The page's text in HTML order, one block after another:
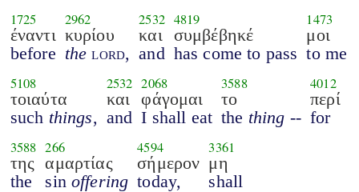
1725
έναντι
before
2962
κυρίου
the lord,
2532
και
and
4819
συμβέβηκέ
has come to pass
1473
μοι
to me
5108
τοιαύτα
such things,
2532
και
and
2068
φάγομαι
I shall eat
3588
το
the thing --
4012
περί
for
3588
της
the
266
αμαρτίας
sinoffering
4594
σήμερον
today,
3361
μη
shall